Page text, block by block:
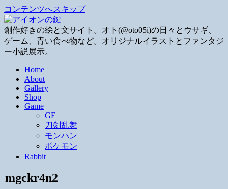
コンテンツへスキップ
創作好きの絵と文サイト。オト(@oto05i)の日々とウサギ、
ゲーム、青い食べ物など。オリジナルイラストとファンタジ
ー小説展示。
Home
About
Gallery
Shop
Game
GE
刀剣乱舞
モンハン
ポケモン
Rabbit
mgckr4n2